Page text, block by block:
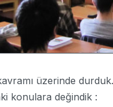
üzerinde
konulara değindik :